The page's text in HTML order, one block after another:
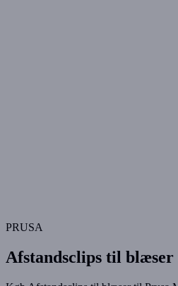
PRUSA
Afstandsclips til